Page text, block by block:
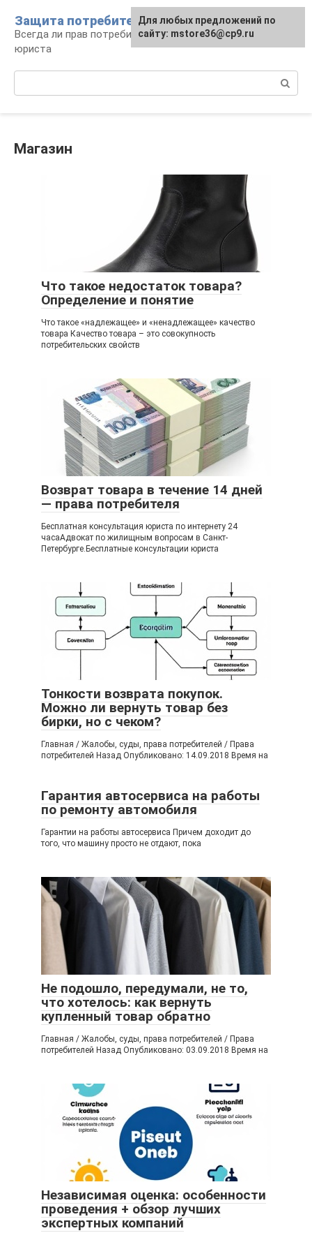
контенту
Защита потребителя
Всегда ли прав потребитель: консультации
юриста
Магазин
Что такое недостаток товара?
Определение и понятие
Что такое «надлежащее» и «ненадлежащее» качество
товара Качество товара – это совокупность
потребительских свойств
Возврат товара в течение 14 дней
— права потребителя
Бесплатная консультация юриста по интернету 24
часаАдвокат по жилищным вопросам в Санкт-
Петербурге.Бесплатные консультации юриста
Тонкости возврата покупок.
Можно ли вернуть товар без
бирки, но с чеком?
Главная / Жалобы, суды, права потребителей / Права
потребителей Назад Опубликовано: 14.09.2018 Время на
Гарантия автосервиса на работы
по ремонту автомобиля
Гарантии на работы автосервиса Причем доходит до
того, что машину просто не отдают, пока
Не подошло, передумали, не то,
что хотелось: как вернуть
купленный товар обратно
Главная / Жалобы, суды, права потребителей / Права
потребителей Назад Опубликовано: 03.09.2018 Время на
Независимая оценка: особенности
проведения + обзор лучших
экспертных компаний
Для любых предложений по
сайту: mstore36@cp9.ru